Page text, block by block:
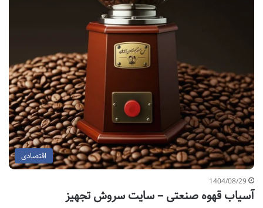
اقتصادی
1404/08/29
آسیاب قهوه صنعتی – سایت سروش تجهیز